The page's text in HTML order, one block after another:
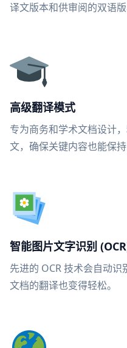
译文版本和供审阅的双语版
高级翻译模式
专为商务和学术文档设计
文，确保关键内容也能保持
智能图片文字识别
先进的 OCR 技术会自动
文档的翻译也变得轻松。